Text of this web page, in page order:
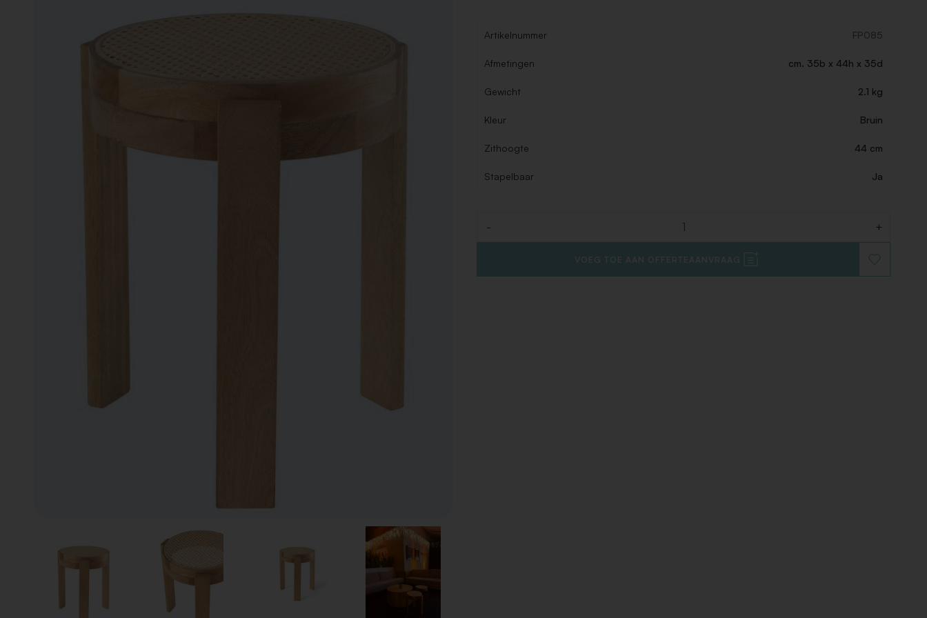
Artikelnummer FP085
Afmetingen cm. 35b x 44h x 35d
Gewicht 2.1 kg
Kleur Bruin
Zithoogte 44 cm
Stapelbaar Ja
- +
VOEG TOE AAN OFFERTEAANVRAAG
TOE